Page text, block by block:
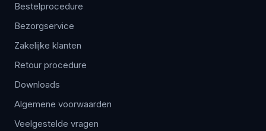
Bestelprocedure
Bezorgservice
Zakelijke klanten
Retour procedure
Downloads
Algemene voorwaarden
Veelgestelde vragen